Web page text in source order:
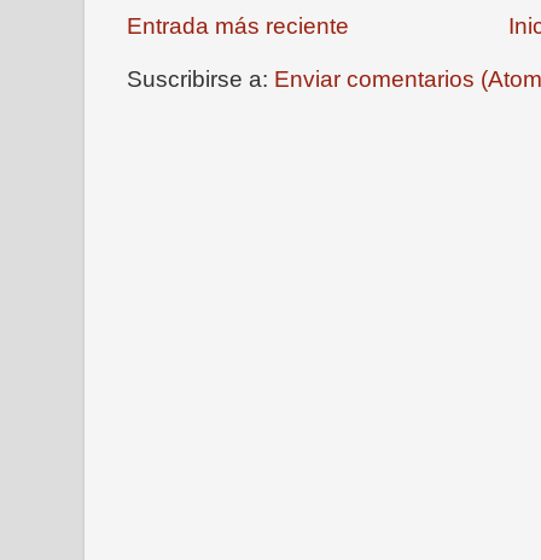
Entrada más reciente
Suscribirse a: Enviar comentarios